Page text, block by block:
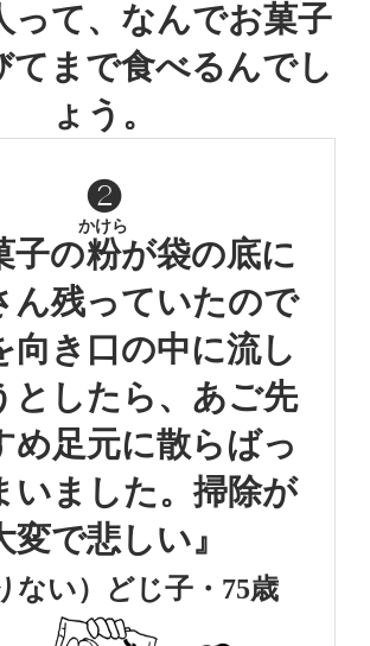
って、なんでお菓子
てまで食べるんでし
ょう。
❷
子の粉
かけら
が袋の底に
ん残っていたので
向き口の中に流し
としたら、 あご先
め足元に散らばっ
いました。掃除が
変で悲しい』
ない）どじ子・75歳